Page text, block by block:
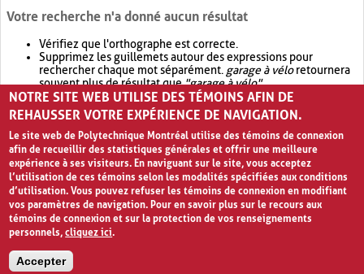
Votre recherche n'a donné aucun résultat
Vérifiez que l'orthographe est correcte.
Supprimez les guillemets autour des expressions pour
rechercher chaque mot séparément. garage à véloretournera
souvent plus de résultat que"garage à vélo".
Envisagez d'élargir votre recherche avec OR.garage OR vélo
retournera souvent plus de résultat quegarage à vélo
NOTRE SITE WEB UTILISE DES TÉMOINS AFIN DE
REHAUSSER VOTRE EXPÉRIENCE DE NAVIGATION.
Le site web de Polytechnique Montréal utilise des témoins de connexion
afin de recueillir des statistiques générales et offrir une meilleure
expérience à ses visiteurs. En naviguant sur le site, vous acceptez
l’utilisation de ces témoins selon les modalités spécifiées aux conditions
d’utilisation. Vous pouvez refuser les témoins de connexion en modifiant
vos paramètres de navigation. Pour en savoir plus sur le recours aux
témoins de connexion et sur la protection de vos renseignements
personnels,cliquez ici.
Accepter